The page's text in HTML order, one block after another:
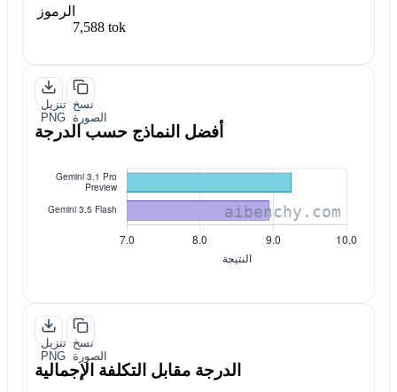
الرموز
7,588 tok
تنزيل
PNG
نسخ
الصورة
أفضل النماذج حسب الدرجة
تنزيل
PNG
نسخ
الصورة
الدرجة مقابل التكلفة الإجمالية